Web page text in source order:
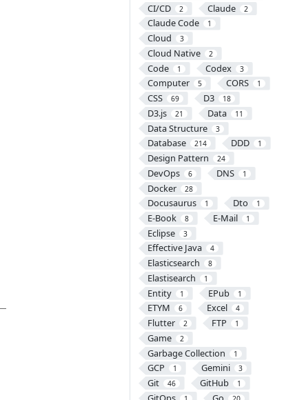
CI/CD 2 Claude 2
Claude Code 1
Cloud 3
Cloud Native 2
Code 1 Codex 3
Computer 5 CORS 1
CSS 69 D3 18
D3.js 21 Data 11
Data Structure 3
Database 214 DDD 1
Design Pattern 24
DevOps 6 DNS 1
Docker 28
Docusaurus 1 Dto 1
E-Book 8 E-Mail 1
Eclipse 3
Effective Java 4
Elasticsearch 8
Elastisearch 1
Entity 1 EPub 1
ETYM 6 Excel 4
Flutter 2 FTP 1
Game 2
Garbage Collection 1
GCP 1 Gemini 3
Git 46 GitHub 1